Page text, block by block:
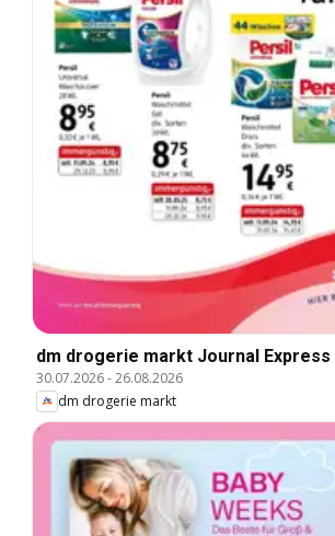
dm drogerie markt Journal Express
30.07.2026-26.08.2026
dm drogerie markt